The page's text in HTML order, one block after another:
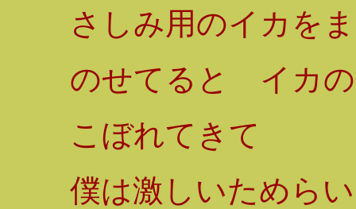
さしみ用のイカを
のせてると イカ
こぼれてきて
僕は激しいためら